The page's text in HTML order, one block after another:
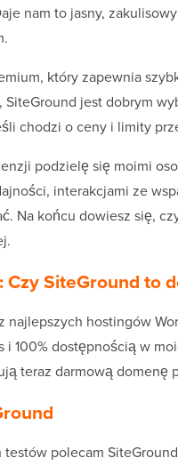
nam to jasny,
który zapewnia
SiteGround jest dobrym
chodzi o ceny i limity
podzielę się moimi
interakcjami ze
Na końcu dowiesz się,
Czy SiteGround to
najlepszych hostingów
i 100% dostępnością w
teraz darmową domenę
testów polecam